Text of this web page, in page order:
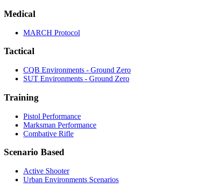
Medical
MARCH Protocol
Tactical
CQB Environments - Ground Zero
SUT Environments - Ground Zero
Training
Pistol Performance
Marksman Performance
Combative Rifle
Scenario Based
Active Shooter
Urban Environments Scenarios